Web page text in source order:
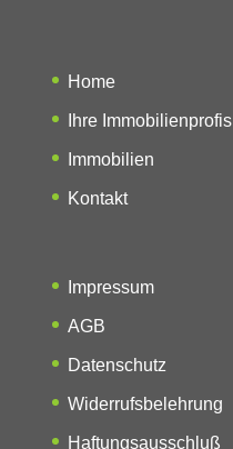
Home
Ihre Immobilienprofis
Immobilien
Kontakt
Impressum
AGB
Datenschutz
Widerrufsbelehrung
Haftungsausschluß